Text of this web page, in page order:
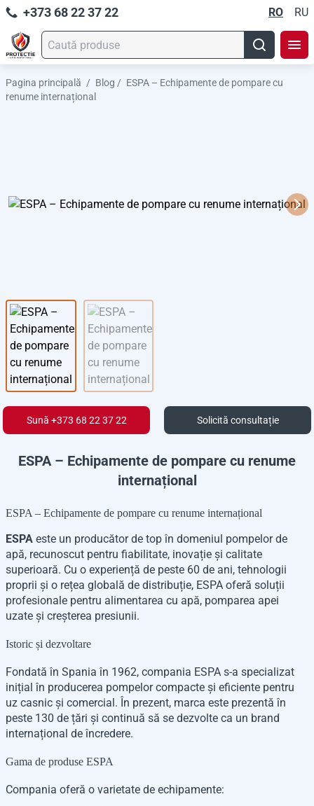
+373 68 22 37 22 RO RU
Pagina principală / Blog / ESPA – Echipamente de pompare cu
renume internațional
Sună +373 68 22 37 22 Solicită consultație
ESPA – Echipamente de pompare cu renume
internațional
ESPA – Echipamente de pompare cu renume internațional
ESPA este un producător de top în domeniul pompelor de
apă, recunoscut pentru fiabilitate, inovație și calitate
superioară. Cu o experiență de peste 60 de ani, tehnologii
proprii și o rețea globală de distribuție, ESPA oferă soluții
profesionale pentru alimentarea cu apă, pomparea apei
uzate și creșterea presiunii.
Istoric și dezvoltare
Fondată în Spania în 1962, compania ESPA s-a specializat
inițial în producerea pompelor compacte și eficiente pentru
uz casnic și comercial. În prezent, marca este prezentă în
peste 130 de țări și continuă să se dezvolte ca un brand
internațional de încredere.
Gama de produse ESPA
Compania oferă o varietate de echipamente: